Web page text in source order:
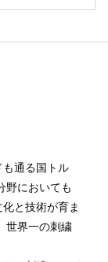
通る国トル
野においても
と技術が育ま
世界一の刺繍